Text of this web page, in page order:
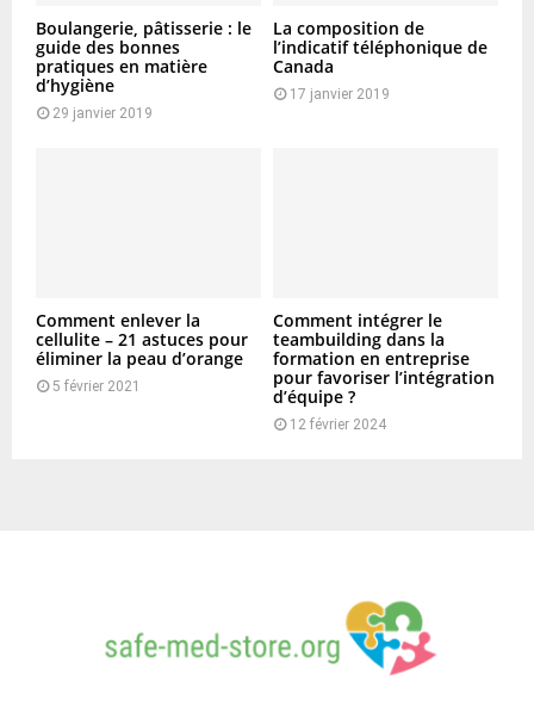
Boulangerie, pâtisserie : le
guide des bonnes
pratiques en matière
d’hygiène
29 janvier 2019
La composition de
l’indicatif téléphonique de
Canada
17 janvier 2019
Comment enlever la
cellulite – 21 astuces pour
éliminer la peau d’orange
5 février 2021
Comment intégrer le
teambuilding dans la
formation en entreprise
pour favoriser l’intégration
d’équipe ?
12 février 2024